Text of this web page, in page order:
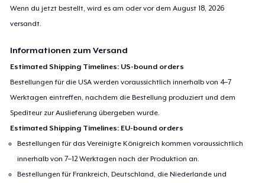
Wenn du jetzt bestellt, wird es am oder vor demAugust 18, 2026
versandt.
Informationen zum Versand
Estimated Shipping Timelines: US-bound orders
Bestellungen für die USA werden voraussichtlich innerhalb von 4–7
Werktagen eintreffen, nachdem die Bestellung produziert und dem
Spediteur zur Auslieferung übergeben wurde.
Estimated Shipping Timelines: EU-bound orders
Bestellungen für das Vereinigte Königreich kommen voraussichtlich
innerhalb von 7–12 Werktagen nach der Produktion an.
Bestellungen für Frankreich, Deutschland, die Niederlande und